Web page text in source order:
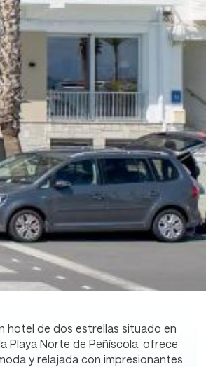
hotel de dos estrellas situado en
Playa Norte de Peñíscola, ofrece
y relajada con impresionantes